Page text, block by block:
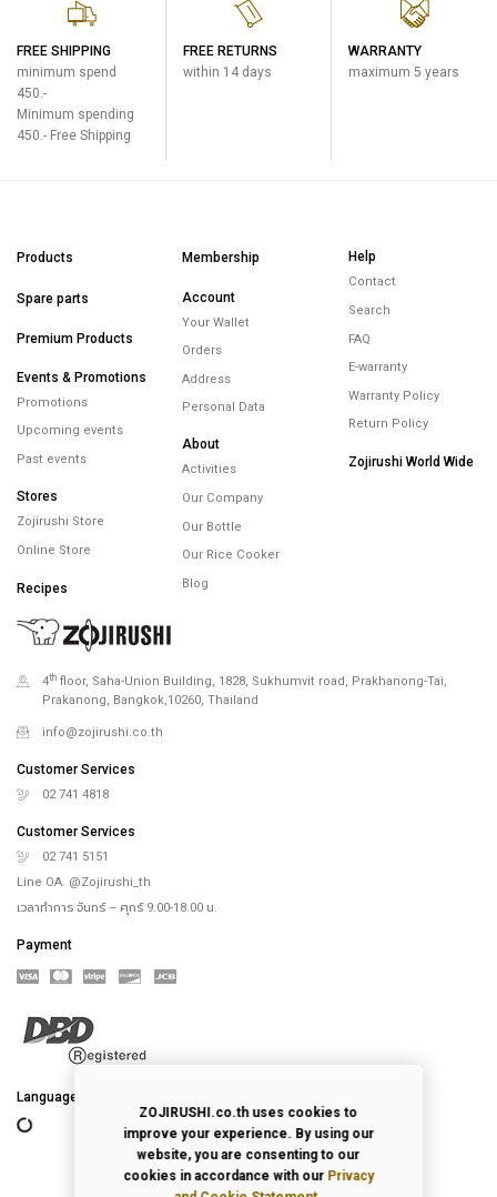
FREE SHIPPING
minimum spend
450.-
Minimum spending
450.- Free Shipping
FREE RETURNS
within 14 days
WARRANTY
maximum 5 years
Products
Spare parts
Premium Products
Events & Promotions
Promotions
Upcoming events
Past events
Stores
Zojirushi Store
Online Store
Recipes
Membership
Account
Your Wallet
Orders
Address
Personal Data
About
Activities
Our Company
Our Bottle
Our Rice Cooker
Blog
Help
Contact
Search
FAQ
E-warranty
Warranty Policy
Return Policy
Zojirushi World Wide
4th floor, Saha-Union Building, 1828, Sukhumvit road, Prakhanong-Tai,
Prakanong, Bangkok,10260, Thailand
info@zojirushi.co.th
Customer Services
02 741 4818
Customer Services
02 741 5151
Line OA. @Zojirushi_th
เวลาทำการ จันทร์ – ศุกร์ 9.00-18.00 น.
Payment
Language
ZOJIRUSHI.co.th uses cookies to
improve your experience. By using our
website, you are consenting to our
cookies in accordance with our Privacy